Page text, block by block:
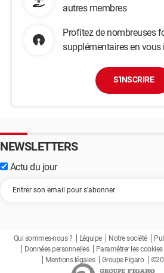
autres membres
Profitez de nombreuses
supplémentaires en vous
S'INSCRIRE
NEWSLETTERS
Actu du jour
Qui sommes-nous ? L'équipe Notre société
Données personnelles
Paramétrer les cookies
Mentions légales
Groupe Figaro